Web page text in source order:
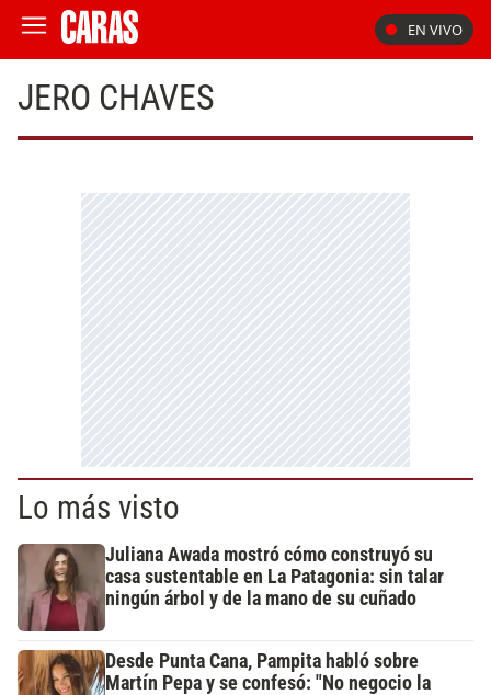
EN VIVO
JERO CHAVES
Lo más visto
Juliana Awada mostró cómo construyó su
casa sustentable en La Patagonia: sin talar
ningún árbol y de la mano de su cuñado
Desde Punta Cana, Pampita habló sobre
Martín Pepa y se confesó: "No negocio la